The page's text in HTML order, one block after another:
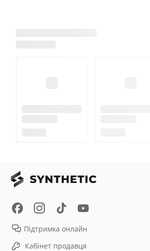
Підтримка онлайн
Кабінет продавця